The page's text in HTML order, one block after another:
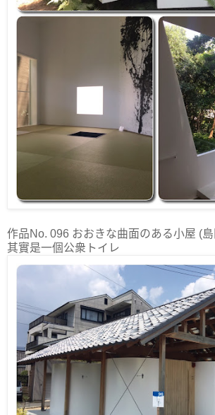
作品No. 096 おおきな曲面のある小屋 (
其實是一個公衆トイレ